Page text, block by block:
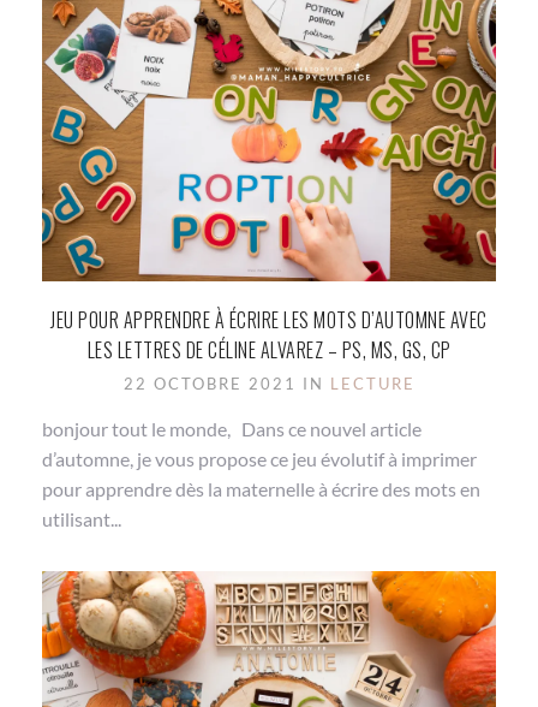
JEU POUR APPRENDRE À ÉCRIRE LES MOTS D’AUTOMNE AVEC
LES LETTRES DE CÉLINE ALVAREZ – PS, MS, GS, CP
22 OCTOBRE 2021 IN LECTURE
bonjour tout le monde, Dans ce nouvel article
d’automne, je vous propose ce jeu évolutif à imprimer
pour apprendre dès la maternelle à écrire des mots en
utilisant...